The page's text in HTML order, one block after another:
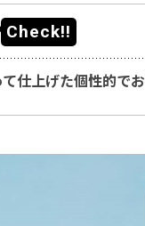
仕上げた個性的で